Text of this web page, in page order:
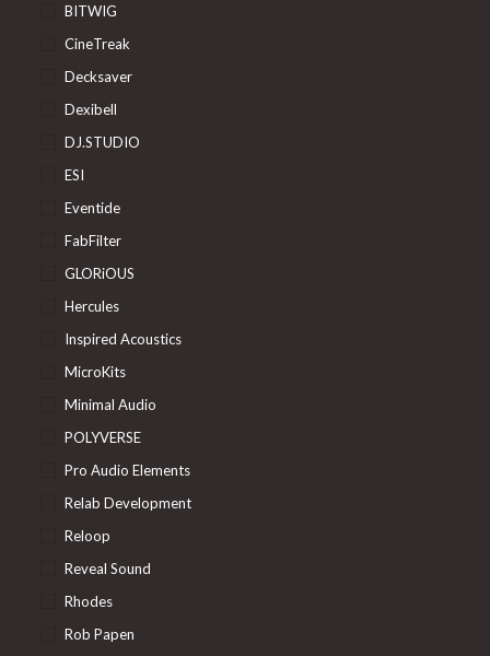
BITWIG
CineTreak
Decksaver
Dexibell
DJ.STUDIO
ESI
Eventide
FabFilter
GLORiOUS
Hercules
Inspired Acoustics
MicroKits
Minimal Audio
POLYVERSE
Pro Audio Elements
Relab Development
Reloop
Reveal Sound
Rhodes
Rob Papen